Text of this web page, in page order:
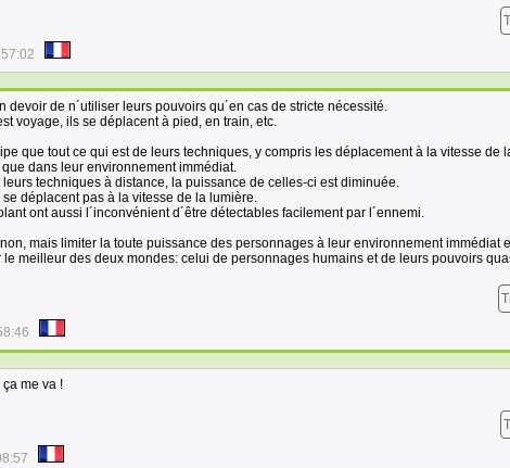
devoir de n´utiliser leurs pouvoirs qu´en cas de stricte nécessité.
voyage, ils se déplacent à pied, en train, etc.
que tout ce qui est de leurs techniques, y compris les déplacement à la vitesse de
que dans leur environnement immédiat.
leurs techniques à distance, la puissance de celles-ci est diminuée.
déplacent pas à la vitesse de la lumière.
ont aussi l´inconvénient d´être détectables facilement par l´ennemi.
mais limiter la toute puissance des personnages à leur environnement immédiat
le meilleur des deux mondes: celui de personnages humains et de leurs pouvoirs
me va !